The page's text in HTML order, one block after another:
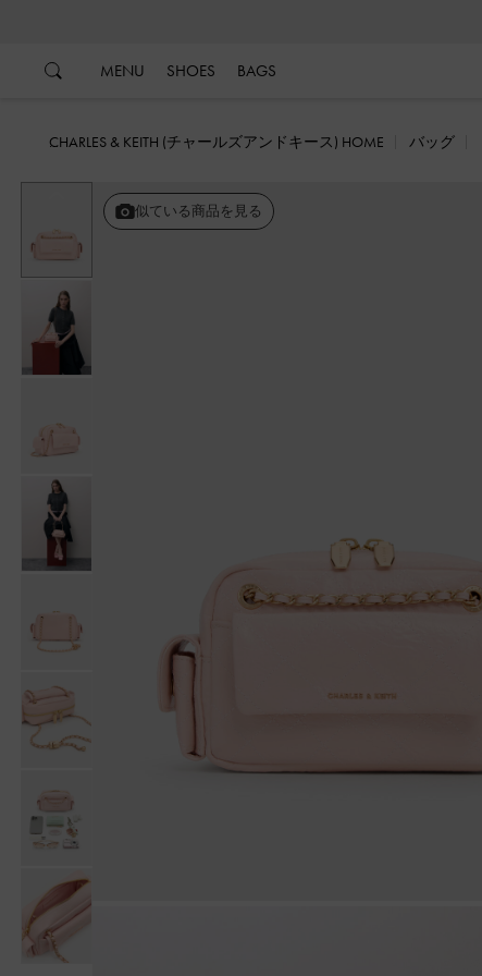
MENU SHOES BAGS
CHARLES & KEITH (チャールズアンドキース) HOME バッグ
似ている商品を見る